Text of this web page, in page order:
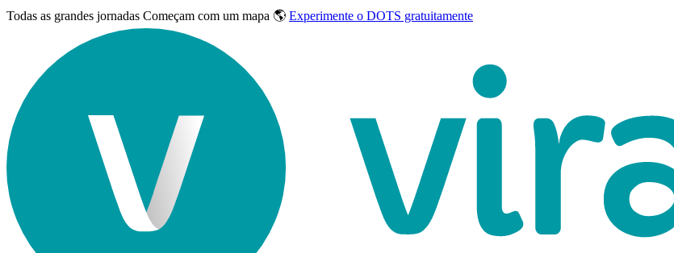
Todas as grandes jornadas Começam com um mapa 🌎 Experimente o DOTS gratuitamente